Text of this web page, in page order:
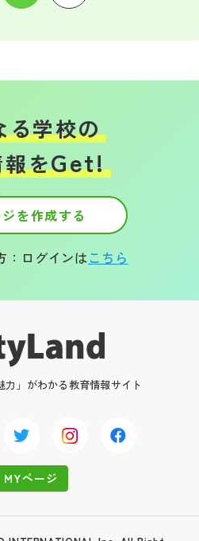
る学校の
をGet!
を作成する
：ログインはこちら
力」がわかる教育情報サイト
MYページ